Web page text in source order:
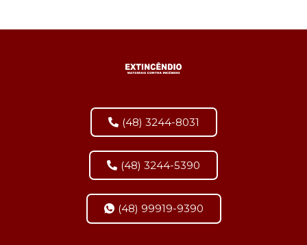
(48) 3244-8031
(48) 3244-5390
(48) 99919-9390